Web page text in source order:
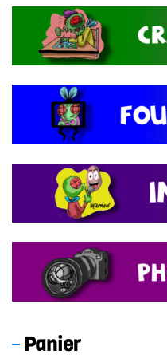
Panier